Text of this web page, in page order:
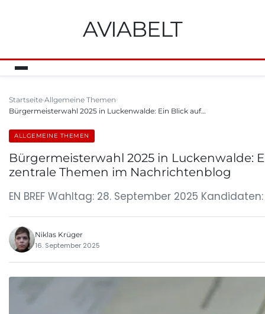
AVIABELT
Startseite Allgemeine Themen
Bürgermeisterwahl 2025 in Luckenwalde: Ein Blick auf…
ALLGEMEINE THEMEN
Bürgermeisterwahl 2025 in Luckenwalde:
zentrale Themen im Nachrichtenblog
EN BREF Wahltag: 28. September 2025
Niklas Krüger
16. September 2025